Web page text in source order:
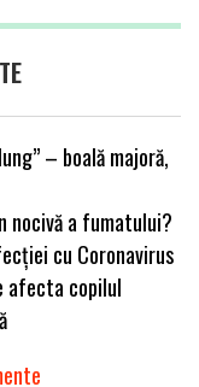
– boală majoră,
nocivă a fumatului?
cu Coronavirus
afecta copilul